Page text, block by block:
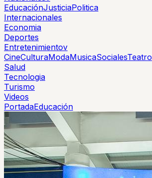
EducaciónJusticiaPolitica
Internacionales
Economia
Deportes
Entretenimientov
CineCulturaModaMusicaSocialesTeatro
Salud
Tecnologia
Turismo
Videos
PortadaEducación